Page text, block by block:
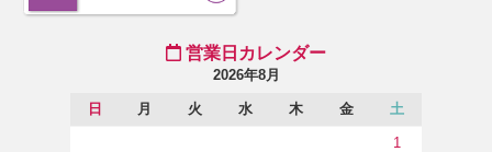
営業日カレンダー
2026年8月
日 月 火 水 木 金 土
1